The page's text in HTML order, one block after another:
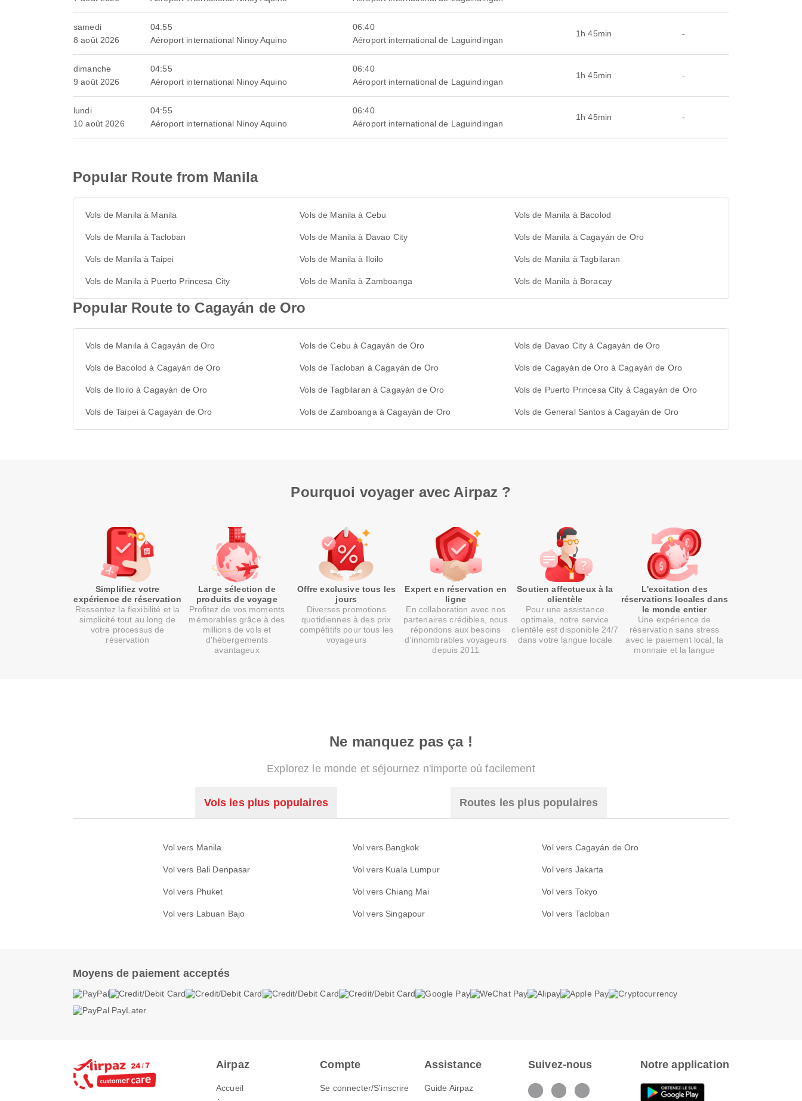
samedi
8 août 2026
04:55
Aéroport international Ninoy Aquino
06:40
Aéroport international de Laguindingan
1h 45min -
dimanche
9 août 2026
04:55
Aéroport international Ninoy Aquino
06:40
Aéroport international de Laguindingan
1h 45min -
lundi
10 août 2026
04:55
Aéroport international Ninoy Aquino
06:40
Aéroport international de Laguindingan
1h 45min -
Popular Route from Manila
Vols de Manila à Manila Vols de Manila à Cebu Vols de Manila à Bacolod
Vols de Manila à Tacloban Vols de Manila à Davao City Vols de Manila à Cagayán de Oro
Vols de Manila à Taipei Vols de Manila à Iloilo Vols de Manila à Tagbilaran
Vols de Manila à Puerto Princesa City Vols de Manila à Zamboanga Vols de Manila à Boracay
Popular Route to Cagayán de Oro
Vols de Manila à Cagayán de Oro Vols de Cebu à Cagayán de Oro Vols de Davao City à Cagayán de Oro
Vols de Bacolod à Cagayán de Oro Vols de Tacloban à Cagayán de Oro Vols de Cagayán de Oro à Cagayán de Oro
Vols de Iloilo à Cagayán de Oro Vols de Tagbilaran à Cagayán de Oro Vols de Puerto Princesa City à Cagayán de Oro
Vols de Taipei à Cagayán de Oro Vols de Zamboanga à Cagayán de Oro Vols de General Santos à Cagayán de Oro
Pourquoi voyager avec Airpaz ?
Simplifiez votre
expérience de réservation
Ressentez la flexibilité et la
simplicité tout au long de
votre processus de
réservation
Large sélection de
produits de voyage
Profitez de vos moments
mémorables grâce à des
millions de vols et
d'hébergements
avantageux
Offre exclusive tous les
jours
Diverses promotions
quotidiennes à des prix
compétitifs pour tous les
voyageurs
Expert en réservation en
ligne
En collaboration avec nos
partenaires crédibles, nous
répondons aux besoins
d'innombrables voyageurs
depuis 2011
Soutien affectueux à la
clientèle
Pour une assistance
optimale, notre service
clientèle est disponible 24/7
dans votre langue locale
L'excitation des
réservations locales dans
le monde entier
Une expérience de
réservation sans stress
avec le paiement local, la
monnaie et la langue
Ne manquez pas ça !
Explorez le monde et séjournez n'importe où facilement
Vols les plus populaires Routes les plus populaires
Vol vers Manila Vol vers Bangkok Vol vers Cagayán de Oro
Vol vers Bali Denpasar Vol vers Kuala Lumpur Vol vers Jakarta
Vol vers Phuket Vol vers Chiang Mai Vol vers Tokyo
Vol vers Labuan Bajo Vol vers Singapour Vol vers Tacloban
Moyens de paiement acceptés
Airpaz
Accueil
Compte
Se connecter/S'inscrire
Assistance
Guide Airpaz
Suivez-nous Notre application